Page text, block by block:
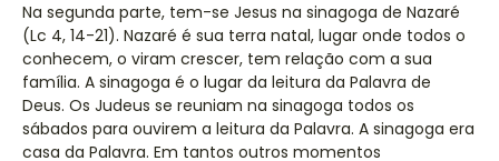
Na segunda parte, tem-se Jesus na sinagoga de Nazaré
(Lc 4, 14-21). Nazaré é sua terra natal, lugar onde todos o
conhecem, o viram crescer, tem relação com a sua
família. A sinagoga é o lugar da leitura da Palavra de
Deus. Os Judeus se reuniam na sinagoga todos os
sábados para ouvirem a leitura da Palavra. A sinagoga era
casa da Palavra. Em tantos outros momentos